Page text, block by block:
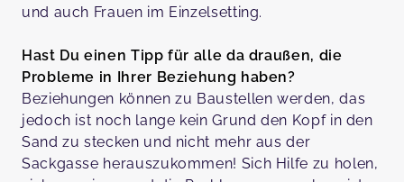
und auch Frauen im Einzelsetting.
Hast Du einen Tipp für alle da draußen, die
Probleme in Ihrer Beziehung haben?
Beziehungen können zu Baustellen werden, das
jedoch ist noch lange kein Grund den Kopf in den
Sand zu stecken und nicht mehr aus der
Sackgasse herauszukommen! Sich Hilfe zu holen,